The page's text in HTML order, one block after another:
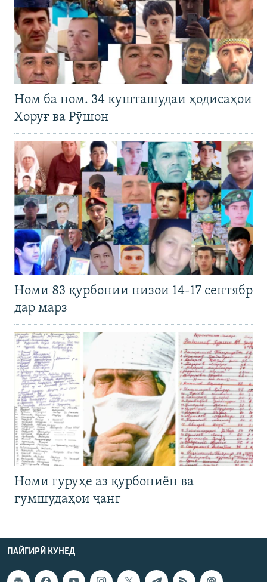
Ном ба ном. 34 кушташудаи ҳодисаҳои
Хоруғ ва Рӯшон
Номи 83 қурбонии низои 14-17 сентябр
дар марз
Номи гуруҳе аз қурбониён ва
гумшудаҳои ҷанг
ПАЙГИРӢ КУНЕД